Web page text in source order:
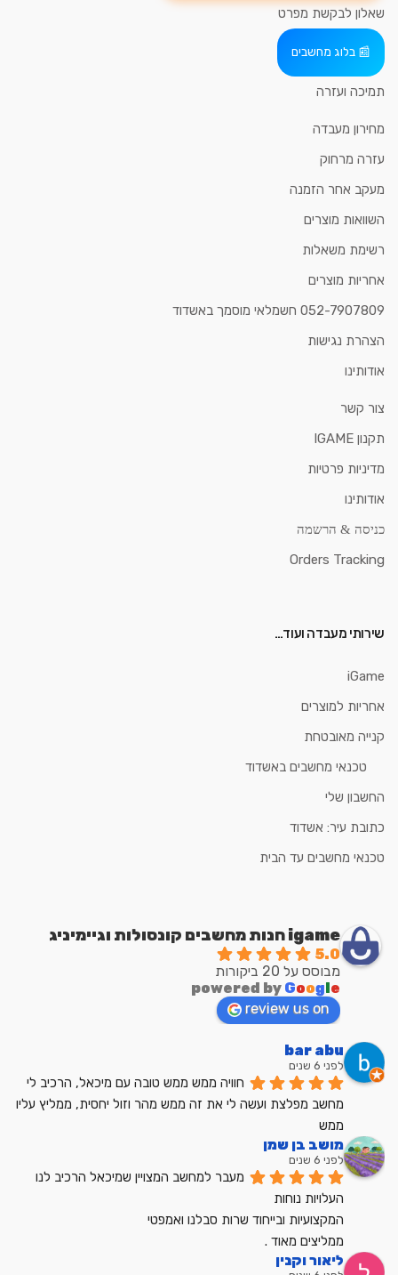
שאלון לבקשת מפרט
בלוג מחשבים
תמיכה ועזרה
מחירון מעבדה
עזרה מרחוק
מעקב אחר הזמנה
השוואות מוצרים
רשימת משאלות
אחריות מוצרים
052-7907809 חשמלאי מוסמך באשדוד
הצהרת נגישות
אודותינו
צור קשר
תקנון IGAME
מדיניות פרטיות
אודותינו
כניסה & הרשמה
Orders Tracking
שירותי מעבדה ועוד…
iGame
אחריות למוצרים
קנייה מאובטחת
טכנאי מחשבים באשדוד
החשבון שלי
כתובת עיר: אשדוד
טכנאי מחשבים עד הבית
igame חנות מחשבים קונסולות וגיימיניג
5.0
מבוסס על 20 ביקורות
powered by Goog e
review us on
bar abu
לפני 6 שנים
ממש
מושב בן שמן
לפני 6 שנים
מעבר למחשב המצויין שמיכאל הרכיב לנו
העלויות נוחות
המקצועיות ובייחוד שרות סבלנו ואמפטי
ממליצים מאוד .
ליאור וקנין